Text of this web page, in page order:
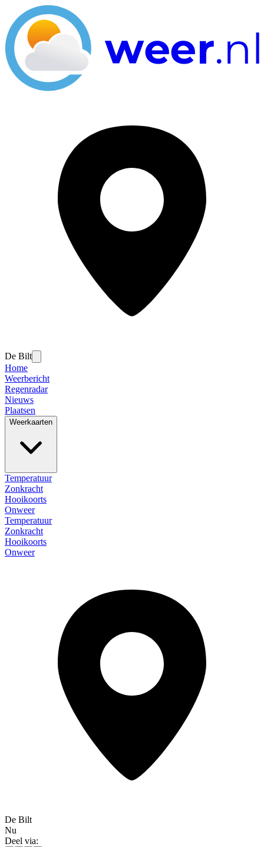
De Bilt
Home
Weerbericht
Regenradar
Nieuws
Plaatsen
Weerkaarten
Temperatuur
Zonkracht
Hooikoorts
Onweer
Temperatuur
Zonkracht
Hooikoorts
Onweer
De Bilt
Nu
Deel via: